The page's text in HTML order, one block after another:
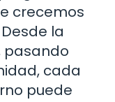
crecemos
la
pasando
cada
puede